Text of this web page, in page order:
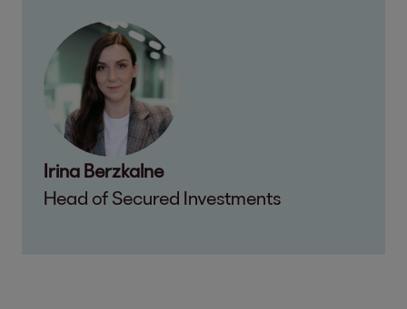
Irina Berzkalne
Head of Secured Investments